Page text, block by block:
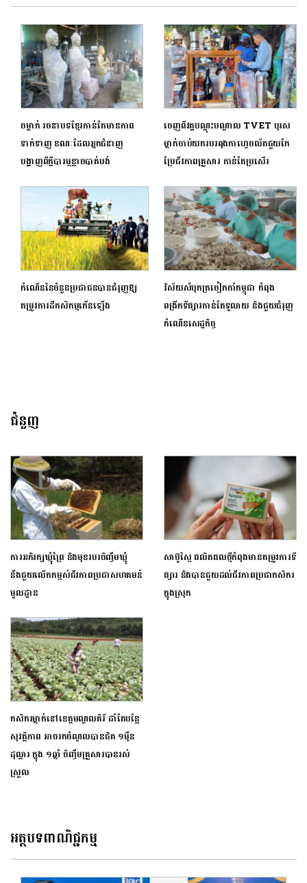
ចម្លាក់ រចនាបទខ្មែរកាន់តែមានភាព
ទាក់ទាញ ខណៈដែលអ្នកជំនាញ
បង្ហាញពីក្ដីបារម្ភខ្លាចបាត់បង់
ចេញពីវគ្គបណ្ដុះបណ្ដាល TVET បុរស
ម្នាក់ចាប់យករបរឆុងកាហ្វេចល័តជួយកែ
ប្រែជីវភាពគ្រួសារ កាន់តែប្រសើរ
កំណើននៃចំនួនប្រជាជនបានជំរុញឱ្យ
តម្រូវការ​ដីកសិកម្មកើនឡើង
វិស័យសំបុកត្រចៀកកាំកម្ពុជា កំពុង
ពង្រីកទីផ្សារកាន់តែទូលាយ និងជួយជំរុញ
កំណើនសេដ្ឋកិច្ច
ជំនួញ
ការអភិរក្សឃ្មុំព្រៃ និងមុខរបរចិញ្ចឹមឃ្មុំ
នឹងជួយលើកកម្ពស់ជីវភាពប្រជាសហគមន៍
មូលដ្ឋាន
សាប៊ូស្ពៃ ផលិតផលថ្មីកំពុងមានតម្រូវការទី
ផ្សារ និងបានជួយដល់ជីវភាពប្រជាកសិករ
ក្នុងស្រុក
កសិករ​ម្នាក់នៅ​ខេត្តមណ្ឌលគិរី ដាំតែបន្លែ
សុវត្ថិភាព អាចរកចំណូល​បានជិត ​១ម៉ឺន
ដុល្លារ​ ក្នុង ១ឆ្នាំ ចិញ្ចឹម​គ្រួសារ​បានរស់​
ស្រួល
អត្ថបទពាណិជ្ជកម្ម